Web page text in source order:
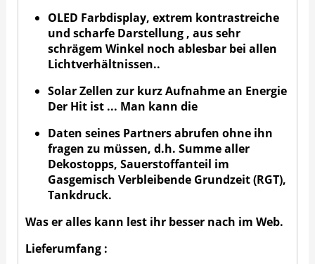
OLED Farbdisplay, extrem kontrastreiche
und scharfe Darstellung , aus sehr
schrägem Winkel noch ablesbar bei allen
Lichtverhältnissen..
Solar Zellen zur kurz Aufnahme an Energie
Der Hit ist ... Man kann die
Daten seines Partners abrufen ohne ihn
fragen zu müssen, d.h. Summe aller
Dekostopps, Sauerstoffanteil im
Gasgemisch Verbleibende Grundzeit (RGT),
Tankdruck.
Was er alles kann lest ihr besser nach im Web.
Lieferumfang :